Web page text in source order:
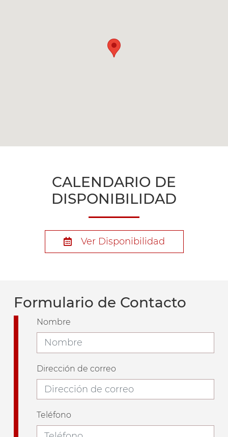
CALENDARIO DE
DISPONIBILIDAD
Ver Disponibilidad
Formulario de Contacto
Nombre
Dirección de correo
Teléfono